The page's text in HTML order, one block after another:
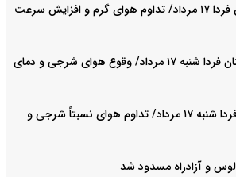
پیش بینی هوای لرستان فردا ۱۷ مرداد/ تداوم هوای گرم و افزایش سرعت
پیش بینی هوای خوزستان فردا شنبه ۱۷ مرداد/ وقوع هوای شرجی و دمای
پیش بینی هوای شیراز فردا شنبه ۱۷ مرداد/ تداوم هوای نسبتاً شرجی و
و آزادراه مسدود شد